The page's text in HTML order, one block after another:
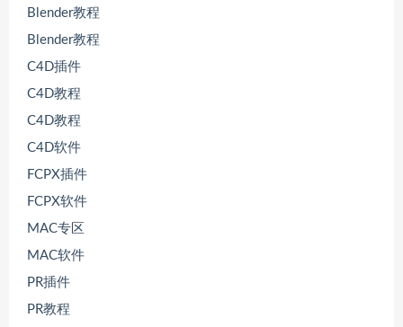
Blender教程
Blender教程
C4D插件
C4D教程
C4D教程
C4D软件
FCPX插件
FCPX软件
MAC专区
MAC软件
PR插件
PR教程